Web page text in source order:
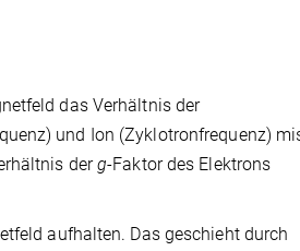
das Verhältnis der
und Ion (Zyklotronfrequenz)
derg-Faktor des Elektrons
aufhalten. Das geschieht durch